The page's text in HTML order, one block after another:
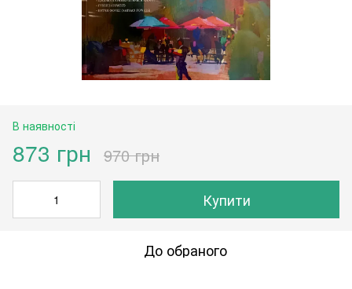
В наявності
873 грн 970 грн
Купити
До обраного